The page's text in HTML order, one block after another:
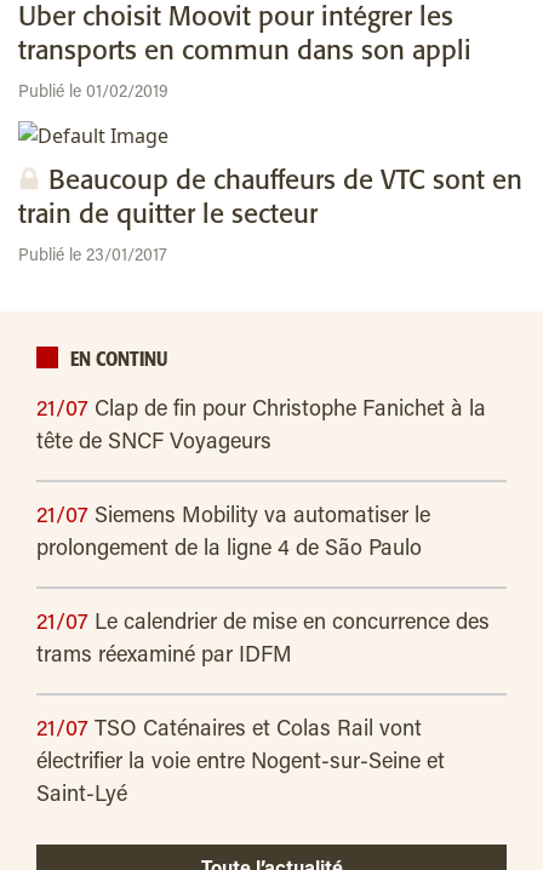
Uber choisit Moovit pour intégrer les
transports en commun dans son appli
Publié le 01/02/2019
Beaucoup de chauffeurs de VTC sont en
train de quitter le secteur
Publié le 23/01/2017
EN CONTINU
21/07 Clap de fin pour Christophe Fanichet à la
tête de SNCF Voyageurs
21/07 Siemens Mobility va automatiser le
prolongement de la ligne 4 de São Paulo
21/07 Le calendrier de mise en concurrence des
trams réexaminé par IDFM
21/07 TSO Caténaires et Colas Rail vont
électrifier la voie entre Nogent-sur-Seine et
Saint-Lyé